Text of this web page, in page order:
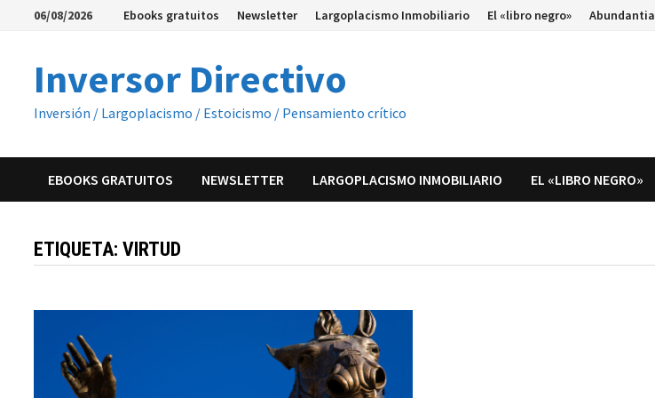
Saltar06/08/2026 Ebooks gratuitos Newsletter Largoplacismo Inmobiliario El «libro negro» Abundantia
Inversor Directivo
Inversión / Largoplacismo / Estoicismo / Pensamiento crítico
EBOOKS GRATUITOS NEWSLETTER LARGOPLACISMO INMOBILIARIO EL «LIBRO NEGRO»
ETIQUETA:VIRTUD